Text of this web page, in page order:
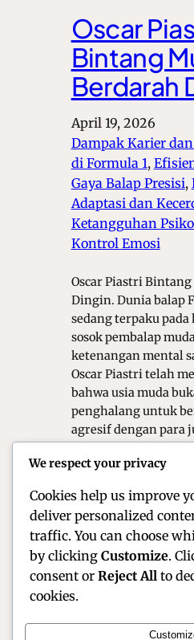
Oscar
Bintang
Berdarah
April 19, 2026
Dampak Karier
di Formula 1,
Gaya Balap Presisi,
Adaptasi dan
Ketangguhan
Kontrol Emosi
Oscar Piastri
Dingin. Dunia balap
sedang terpaku
sosok pembalap
ketenangan mental
Oscar Piastri telah
bahwa usia muda
penghalang untuk
agresif dengan para
berdarah dingin
We respect your privacy
Cookies help us improve
deliver personalized
traffic. You can choose
by clicking Customize.
consent or Reject All to
cookies.